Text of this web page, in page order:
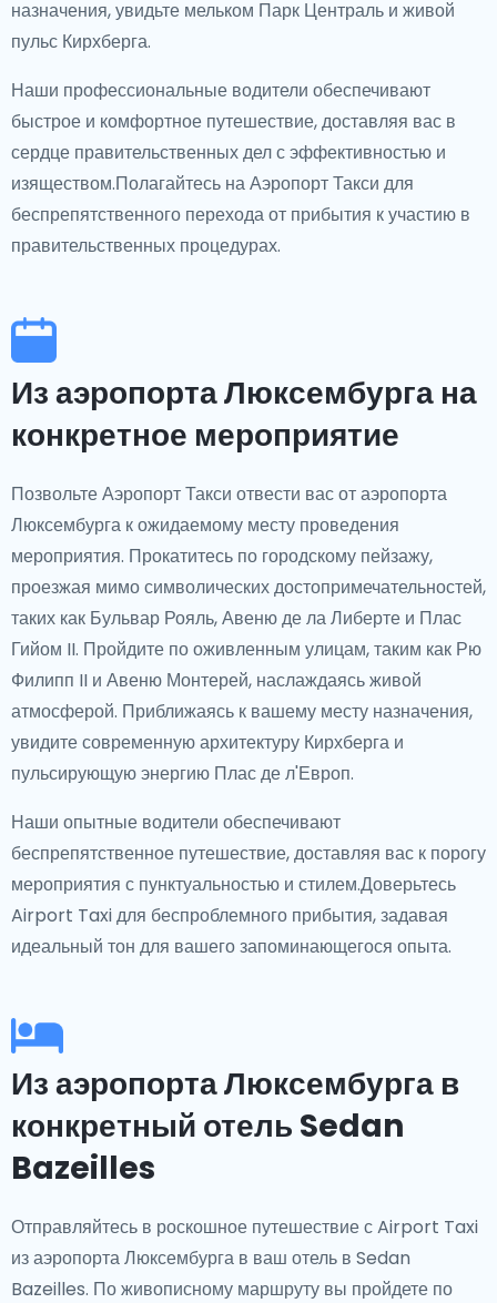
назначения, увидьте мельком Парк Централь и живой
пульс Кирхберга.
Наши профессиональные водители обеспечивают
быстрое и комфортное путешествие, доставляя вас в
сердце правительственных дел с эффективностью и
изяществом.Полагайтесь на Аэропорт Такси для
беспрепятственного перехода от прибытия к участию в
правительственных процедурах.
Из аэропорта Люксембурга на
конкретное мероприятие
Позвольте Аэропорт Такси отвести вас от аэропорта
Люксембурга к ожидаемому месту проведения
мероприятия. Прокатитесь по городскому пейзажу,
проезжая мимо символических достопримечательностей,
таких как Бульвар Рояль, Авеню де ла Либерте и Плас
Гийом II. Пройдите по оживленным улицам, таким как Рю
Филипп II и Авеню Монтерей, наслаждаясь живой
атмосферой. Приближаясь к вашему месту назначения,
увидите современную архитектуру Кирхберга и
пульсирующую энергию Плас де л'Европ.
Наши опытные водители обеспечивают
беспрепятственное путешествие, доставляя вас к порогу
мероприятия с пунктуальностью и стилем.Доверьтесь
Airport Taxi для беспроблемного прибытия, задавая
идеальный тон для вашего запоминающегося опыта.
Из аэропорта Люксембурга в
конкретный отель Sedan
Bazeilles
Отправляйтесь в роскошное путешествие с Airport Taxi
из аэропорта Люксембурга в ваш отель в Sedan
Bazeilles. По живописному маршруту вы пройдете по